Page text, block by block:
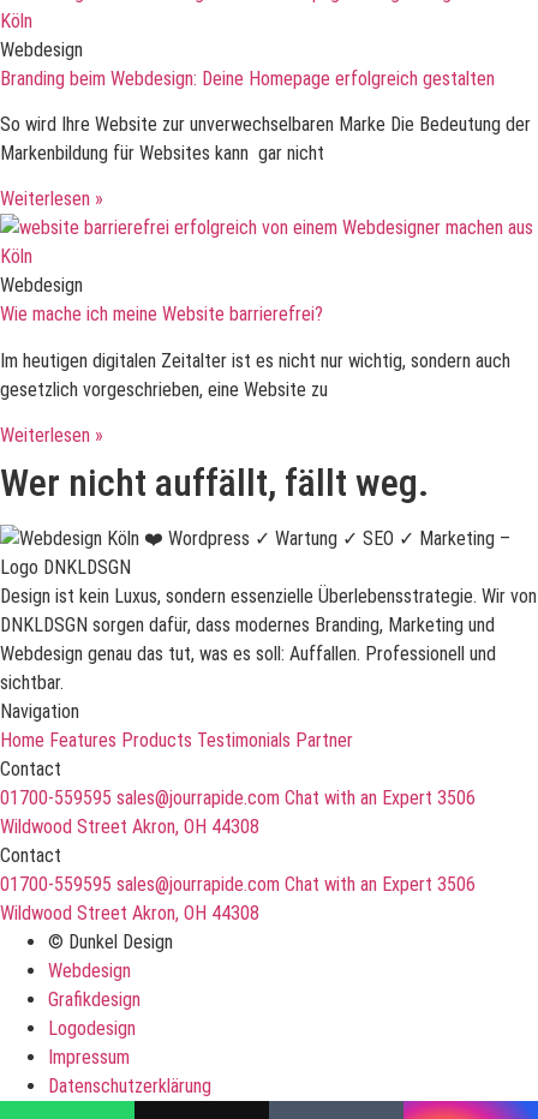
Webdesign
Branding beim Webdesign: Deine Homepage erfolgreich gestalten
So wird Ihre Website zur unverwechselbaren Marke Die Bedeutung der
Markenbildung für Websites kann gar nicht
Weiterlesen »
Webdesign
Wie mache ich meine Website barrierefrei?
Im heutigen digitalen Zeitalter ist es nicht nur wichtig, sondern auch
gesetzlich vorgeschrieben, eine Website zu
Weiterlesen »
Wer nicht auffällt, fällt weg.
Design ist kein Luxus, sondern essenzielle Überlebensstrategie. Wir von
DNKLDSGN sorgen dafür, dass modernes Branding, Marketing und
Webdesign genau das tut, was es soll: Auffallen. Professionell und
sichtbar.
Navigation
Home Features Products Testimonials Partner
Contact
01700-559595 sales@jourrapide.com Chat with an Expert 3506
Wildwood Street Akron, OH 44308
Contact
01700-559595 sales@jourrapide.com Chat with an Expert 3506
Wildwood Street Akron, OH 44308
© Dunkel Design
Webdesign
Grafikdesign
Logodesign
Impressum
Datenschutzerklärung